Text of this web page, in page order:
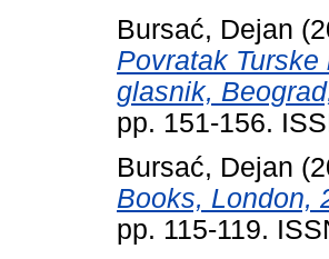
Bursać, Dejan
Povratak
glasnik,
pp. 151-156.
Bursać, Dejan
Books, London,
pp. 115-119.